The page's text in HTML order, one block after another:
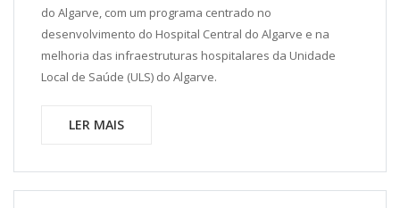
do Algarve, com um programa centrado no
desenvolvimento do Hospital Central do Algarve e na
melhoria das infraestruturas hospitalares da Unidade
Local de Saúde (ULS) do Algarve.
LER MAIS